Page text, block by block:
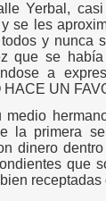
Yerbal,
se les
y nunca
que se
a
UN
la primera
dinero
que
receptadas